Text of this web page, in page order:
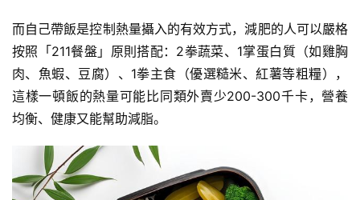
而自己帶飯是控制熱量攝入的有效方式，減肥的人可以嚴格
按照「211餐盤」原則搭配：2拳蔬菜、1掌蛋白質（如雞胸
肉、魚蝦、豆腐）、1拳主食（優選糙米、紅薯等粗糧），
這樣一頓飯的熱量可能比同類外賣少200-300千卡，營養
均衡、健康又能幫助減脂。